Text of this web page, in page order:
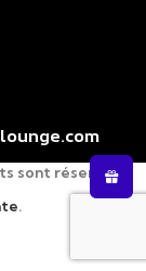
sont réservés.
.